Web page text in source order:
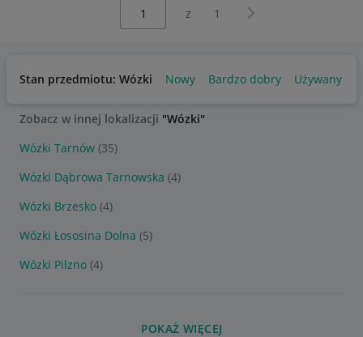
z 1 Następna strona
Stan przedmiotu: Wózki Nowy Bardzo dobry Używany
Zobacz w innej lokalizacji "Wózki"
Wózki Tarnów (35)
Wózki Dąbrowa Tarnowska (4)
Wózki Brzesko (4)
Wózki Łososina Dolna (5)
Wózki Pilzno (4)
POKAŻ WIĘCEJ